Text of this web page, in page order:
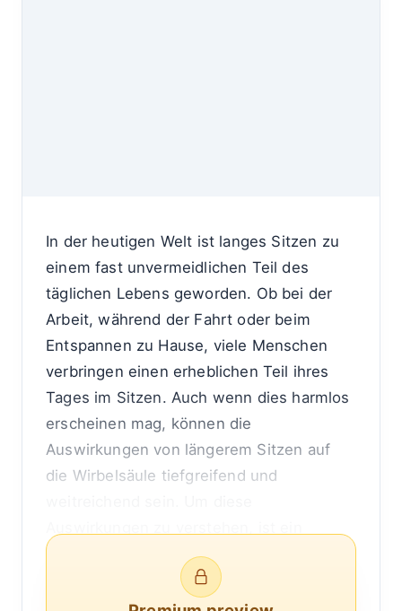
In der heutigen Welt ist langes Sitzen zu
einem fast unvermeidlichen Teil des
täglichen Lebens geworden. Ob bei der
Arbeit, während der Fahrt oder beim
Entspannen zu Hause, viele Menschen
verbringen einen erheblichen Teil ihres
Tages im Sitzen. Auch wenn dies harmlos
erscheinen mag, können die
Auswirkungen von längerem Sitzen auf
die Wirbelsäule tiefgreifend und
genauerer Blick darauf erforderlich, wie
die Wirbelsäule funktioniert, was passiert,
wenn sie über längere Zeiträume inaktiv